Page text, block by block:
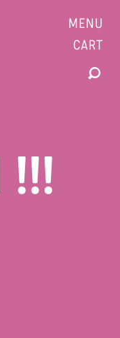
MENU
CART
!!!